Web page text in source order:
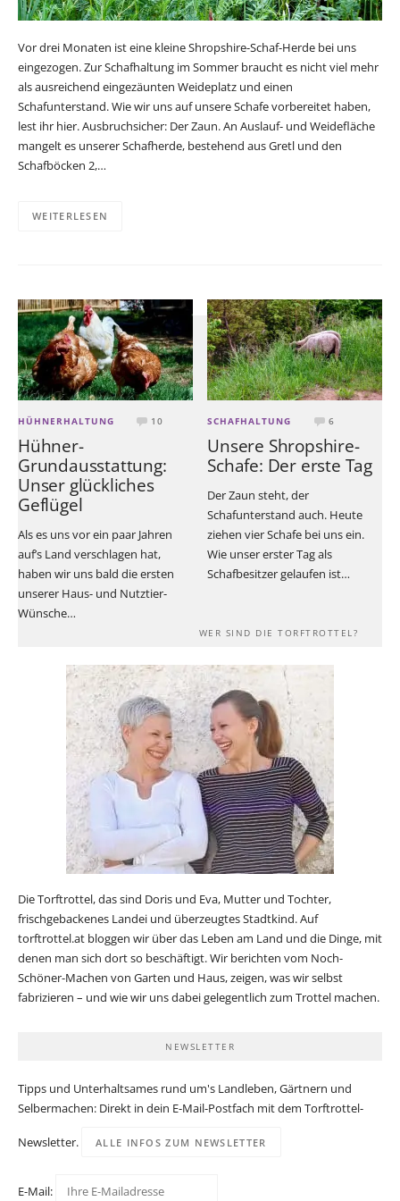
Vor drei Monaten ist eine kleine Shropshire-Schaf-Herde bei uns
eingezogen. Zur Schafhaltung im Sommer braucht es nicht viel mehr
als ausreichend eingezäunten Weideplatz und einen
Schafunterstand. Wie wir uns auf unsere Schafe vorbereitet haben,
lest ihr hier. Ausbruchsicher: Der Zaun. An Auslauf- und Weidefläche
mangelt es unserer Schafherde, bestehend aus Gretl und den
Schafböcken 2,…
WEITERLESEN
HÜHNERHALTUNG 10
Hühner-
Grundausstattung:
Unser glückliches
Geflügel
Als es uns vor ein paar Jahren
auf’s Land verschlagen hat,
haben wir uns bald die ersten
unserer Haus- und Nutztier-
Wünsche…
SCHAFHALTUNG 6
Unsere Shropshire-
Schafe: Der erste Tag
Der Zaun steht, der
Schafunterstand auch. Heute
ziehen vier Schafe bei uns ein.
Wie unser erster Tag als
Schafbesitzer gelaufen ist…
WER SIND DIE TORFTROTTEL?
Die Torftrottel, das sind Doris und Eva, Mutter und Tochter,
frischgebackenes Landei und überzeugtes Stadtkind. Auf
torftrottel.at bloggen wir über das Leben am Land und die Dinge, mit
denen man sich dort so beschäftigt. Wir berichten vom Noch-
Schöner-Machen von Garten und Haus, zeigen, was wir selbst
fabrizieren – und wie wir uns dabei gelegentlich zum Trottel machen.
NEWSLETTER
Tipps und Unterhaltsames rund um's Landleben, Gärtnern und
Selbermachen: Direkt in dein E-Mail-Postfach mit dem Torftrottel-
Newsletter. ALLE INFOS ZUM NEWSLETTER
E-Mail: